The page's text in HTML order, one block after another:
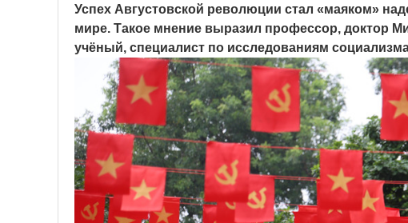
Успех Августовской революции стал «маяком»
мире. Такое мнение выразил профессор, доктор
учёный, специалист по исследованиям